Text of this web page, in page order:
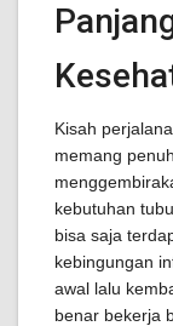
Kisah
memang
kebutuhan
bisa saja
kebingungan
awal lalu
benar bekerja